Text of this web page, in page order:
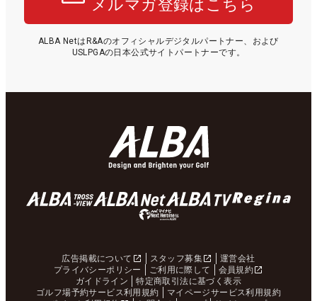
メルマガ登録はこちら
ALBA NetはR&Aのオフィシャルデジタルパートナー、および
USLPGAの日本公式サイトパートナーです。
広告掲載について スタッフ募集
運営会社
プライバシーポリシー
ご利用に際して
会員規約
ガイドライン
特定商取引法に基づく表示
ゴルフ場予約サービス利用規約
マイページサービス利用規約